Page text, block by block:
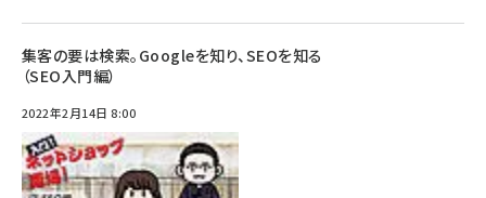
集客の要は検索。Googleを知り、SEOを知る
（SEO入門編）
2022年2月14日 8:00